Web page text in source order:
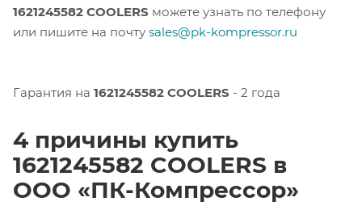
1621245582 COOLERS можете узнать по телефону
или пишите на почту sales@pk-kompressor.ru
Гарантия на 1621245582 COOLERS - 2 года
4 причины купить
1621245582 COOLERS в
ООО «ПК-Компрессор»